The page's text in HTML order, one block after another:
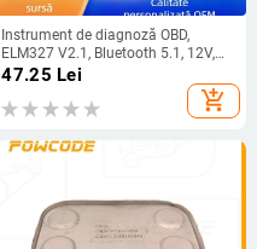
Instrument de diagnoză OBD,
ELM327 V2.1, Bluetooth 5.1, 12V,
Model XL-OBDII V2.1, -40°C până la
47.25 Lei
add_shopping_cart